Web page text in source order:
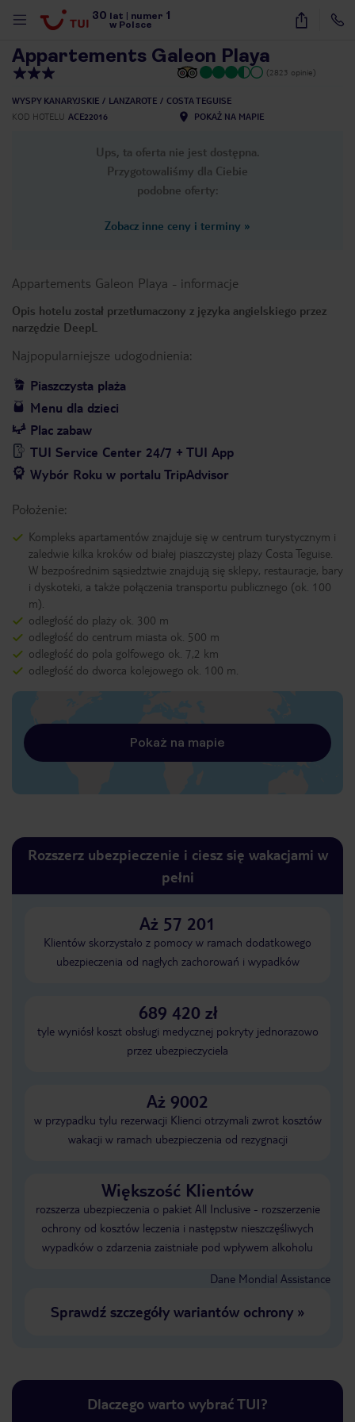
30 lat numer 1
w Polsce
25
Appartements Galeon Playa
(2823 opinie)
WYSPY KANARYJSKIE LANZAROTE
COSTA TEGUISE
KOD HOTELU ACE22016 POKAŻ NA MAPIE
Ups, ta oferta nie jest dostępna.
Przygotowaliśmy dla Ciebie
podobne oferty:
Zobacz inne ceny i terminy »
Appartements Galeon Playa - informacje
Opis hotelu został przetłumaczony z języka angielskiego przez
narzędzie DeepL
Najpopularniejsze udogodnienia:
Piaszczysta plaża
Menu dla dzieci
Plac zabaw
TUI Service Center 24/7 + TUI App
Wybór Roku w portalu TripAdvisor
Położenie:
Kompleks apartamentów znajduje się w centrum turystycznym i
zaledwie kilka kroków od białej piaszczystej plaży Costa Teguise.
W bezpośrednim sąsiedztwie znajdują się sklepy, restauracje, bary
i dyskoteki, a także połączenia transportu publicznego (ok. 100
m).
odległość do plaży ok. 300 m
odległość do centrum miasta ok. 500 m
odległość do pola golfowego ok. 7,2 km
odległość do dworca kolejowego ok. 100 m.
Pokaż na mapie
Rozszerz ubezpieczenie i ciesz się wakacjami w
pełni
Aż 57 201
Klientów skorzystało z pomocy w ramach dodatkowego
ubezpieczenia od nagłych zachorowań i wypadków
689 420 zł
tyle wyniósł koszt obsługi medycznej pokryty jednorazowo
przez ubezpieczyciela
Aż 9002
w przypadku tylu rezerwacji Klienci otrzymali zwrot kosztów
wakacji w ramach ubezpieczenia od rezygnacji
Większość Klientów
rozszerza ubezpieczenia o pakiet All Inclusive - rozszerzenie
ochrony od kosztów leczenia i następstw nieszczęśliwych
wypadków o zdarzenia zaistniałe pod wpływem alkoholu
Dane Mondial Assistance
Sprawdź szczegóły wariantów ochrony»
Dlaczego warto wybrać TUI?